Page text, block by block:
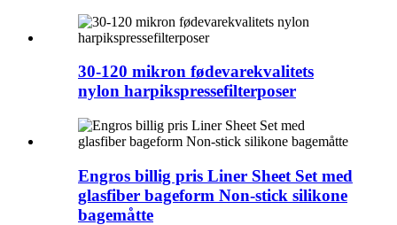
30-120 mikron fødevarekvalitets
nylon harpikspressefilterposer
Engros billig pris Liner Sheet Set med
glasfiber bageform Non-stick silikone
bagemåtte